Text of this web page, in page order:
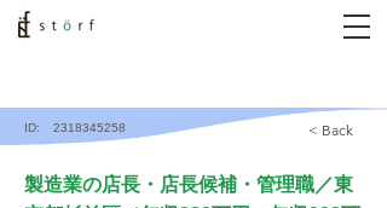
ID: 2318345258 < Back
製造業の店長・店長候補・管理職／東